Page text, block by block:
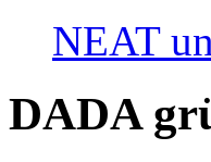
NEAT
DADA